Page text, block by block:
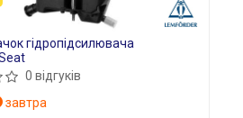
гідропідсилювача
0 відгуків
завтра